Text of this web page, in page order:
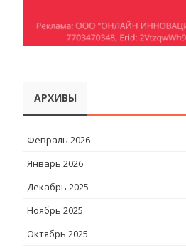
АРХИВЫ
Февраль 2026
Январь 2026
Декабрь 2025
Ноябрь 2025
Октябрь 2025